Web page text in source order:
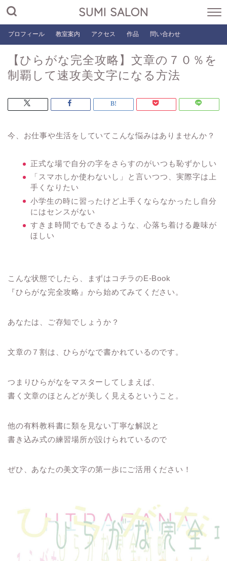
SUMI SALON
プロフィール 教室案内 アクセス 作品 問い合わせ
【ひらがな完全攻略】文章の７０％を
制覇して速攻美文字になる方法
今、お仕事や生活をしていてこんな悩みはありませんか？
正式な場で自分の字をさらすのがいつも恥ずかしい
「スマホしか使わないし」と言いつつ、実際字は上
手くなりたい
小学生の時に習ったけど上手くならなかったし自分
にはセンスがない
すきま時間でもできるような、心落ち着ける趣味が
ほしい
こんな状態でしたら、まずはコチラのE-Book
『ひらがな完全攻略』から始めてみてください。
あなたは、ご存知でしょうか？
文章の７割は、ひらがなで書かれているのです。
つまりひらがなをマスターしてしまえば、
書く文章のほとんどが美しく見えるということ。
他の有料教科書に類を見ない丁寧な解説と
書き込み式の練習場所が設けられているので
ぜひ、あなたの美文字の第一歩にご活用ください！